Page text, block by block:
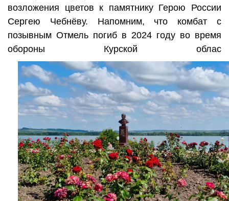
возложения цветов к памятнику Герою России
Сергею Чебнëву. Напомним, что комбат с
позывным Отмель погиб в 2024 году во время
обороны Курской облас